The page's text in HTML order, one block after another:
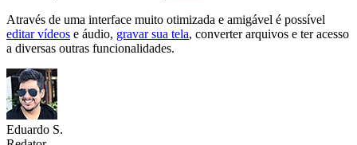
Através de uma interface muito otimizada e amigável é possível
editar vídeos e áudio, gravar sua tela, converter arquivos e ter acesso
a diversas outras funcionalidades.
Eduardo S.